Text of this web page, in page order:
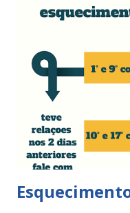
de roupa sintética,
sexuais durante 4 dias,
A e óxido de zinco,
com sabonete de pH
sexuais deverá garantir
está lubrificada, se